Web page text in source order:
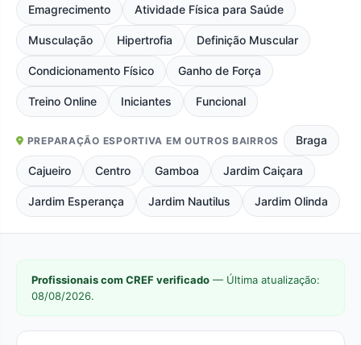
Emagrecimento Atividade Física para Saúde
Musculação Hipertrofia Definição Muscular
Condicionamento Físico Ganho de Força
Treino Online Iniciantes Funcional
PREPARAÇÃO ESPORTIVA EM OUTROS BAIRROS Braga
Cajueiro Centro Gamboa Jardim Caiçara
Jardim Esperança Jardim Nautilus Jardim Olinda
Profissionais com CREF verificado — Última atualização:
08/08/2026.